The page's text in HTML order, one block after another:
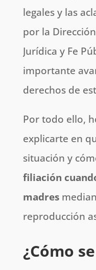
legales y las
por la
Jurídica y Fe
importante
derechos de
Por todo ello,
explicarte en
situación y
filiación
madres
reproducción
¿Cómo